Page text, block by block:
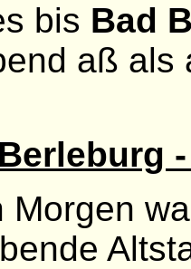
bis Bad
aß als
Morgen